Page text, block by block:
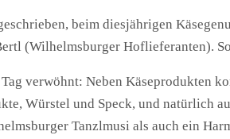
beim diesjährigen
(Wilhelmsburger Hoflieferanten).
verwöhnt: Neben Käseprodukten
Würstel und Speck, und natürlich
Tanzlmusi als auch ein